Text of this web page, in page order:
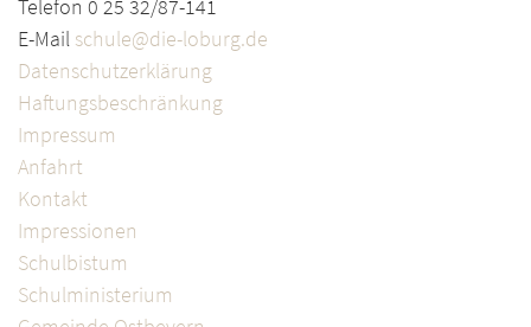
Telefon 0 25 32/87-141
E-Mail schule@die-loburg.de
Datenschutzerklärung
Haftungsbeschränkung
Impressum
Anfahrt
Kontakt
Impressionen
Schulbistum
Schulministerium